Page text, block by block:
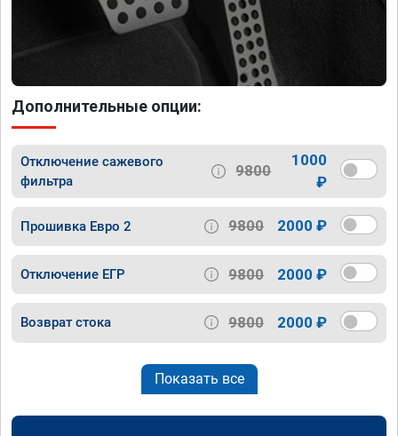
Дополнительные опции:
Отключение сажевого
фильтра
9800
1000
₽
Прошивка Евро 2 9800 2000 ₽
Отключение ЕГР 9800 2000 ₽
Возврат стока 9800 2000 ₽
Показать все